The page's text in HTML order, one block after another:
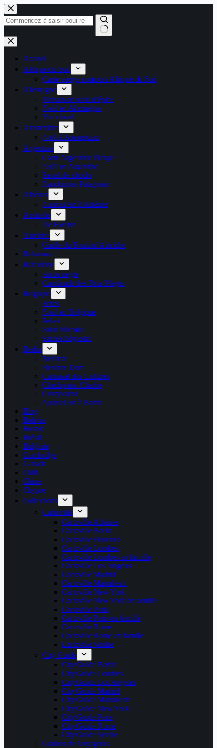
Passer
au
contenu
Aucun
résultat
Accueil
Afrique du Sud
Carte vierge contours Afrique du Sud
Allemagne
Maison en pain d’épice
Noël en Allemagne
Vin chaud
Amsterdam
Noël à Amsterdam
Argentine
Carte Argentine Vierge
Noël en Argentine
Pastel de choclo
Randonnée Patagonie
Athènes
Nouvel An à Athènes
Australie
Pie Floater
Autriche
Guide du Routard Autriche
Bahamas
Barcelone
Arros negre
Cavalcade des Rois Mages
Belgique
Frites
Noël en Belgique
Peket
Saint Nicolas
Salade liégeoise
Berlin
Berliner
Berliner Dom
Carnaval des Cultures
Checkpoint Charlie
Currywurst
Nouvel An à Berlin
Blog
Bolivie
Bosnie
Brésil
Bulgarie
Cambodge
Canada
Chili
Chine
Chypre
Collections
Cartoville
Cartoville Athènes
Cartoville Berlin
Cartoville Florence
Cartoville Londres
Cartoville Londres en famille
Cartoville Los Angeles
Cartoville Madrid
Cartoville Marrakech
Cartoville New York
Cartoville New York en famille
Cartoville Paris
Cartoville Paris en famille
Cartoville Rome
Cartoville Rome en famille
Cartoville Venise
City Guide
City Guide Berlin
City Guide Londres
City Guide Los Angeles
City Guide Madrid
City Guide Marrakech
City Guide New York
City Guide Paris
City Guide Rome
City Guide Venise
Graines de Voyageurs